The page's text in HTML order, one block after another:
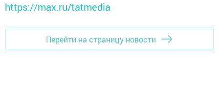
https://max.ru/tatmedia
Перейти на страницу новости